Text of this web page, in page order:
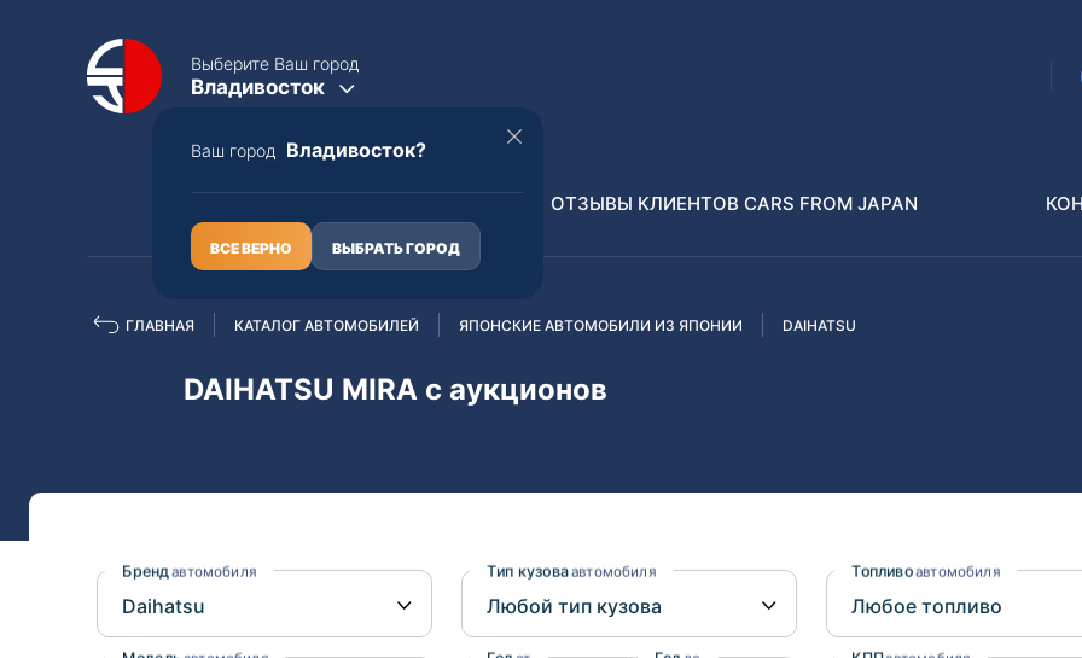
Выберите Ваш город
Владивосток
Ваш город Владивосток?
ВСЕ ВЕРНО ВЫБРАТЬ ГОРОД
Полная пошлина
Nissan
Mazda
Suzuki
Mercedes-Benz
Распилы и конструкторы
Nissan
Mazda
Mitsubishi
Lexus
BMW
Audi
ОТЗЫВЫ КЛИЕНТОВ CARS FROM JAPAN
ГЛАВНАЯ КАТАЛОГ АВТОМОБИЛЕЙ ЯПОНСКИЕ АВТОМОБИЛИ ИЗ ЯПОНИИ DAIHATSU
DAIHATSU MIRA с аукционов
Бренд автомобиля Тип кузоваавтомобиля Топливоавтомобиля